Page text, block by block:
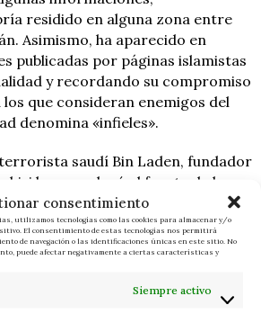
consentimiento
utilizamos tecnologías como las cookies para almacenar y/o
El consentimiento de estas tecnologías nos permitirá
de navegación o las identificaciones únicas en este sitio. No
puede afectar negativamente a ciertas características y
Siempre activo
residido en alguna zona entre
Asimismo, ha aparecido en
publicadas por páginas islamistas
y recordando su compromiso
que consideran enemigos del
denomina «infieles».
saudí Bin Laden, fundador
le reemplazó al frente de la
en una desorganización y una
se formaron muchas ramas
nuclear y claro. Ello se debió a las
sus comandantes y la presunta